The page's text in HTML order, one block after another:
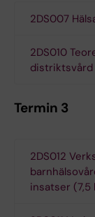
2DS007
2DS010
distriktsvård
Termin 3
2DS012
insatser (7,5